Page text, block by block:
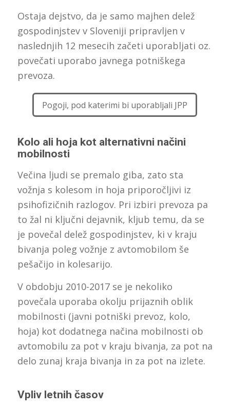
Ostaja dejstvo, da je samo majhen delež
gospodinjstev v Sloveniji pripravljen v
naslednjih 12 mesecih začeti uporabljati oz.
povečati uporabo javnega potniškega
prevoza.
Pogoji, pod katerimi bi uporabljali JPP
Kolo ali hoja kot alternativni načini
mobilnosti
Večina ljudi se premalo giba, zato sta
vožnja s kolesom in hoja priporočljivi iz
psihofizičnih razlogov. Pri izbiri prevoza pa
to žal ni ključni dejavnik, kljub temu, da se
je povečal delež gospodinjstev, ki v kraju
bivanja poleg vožnje z avtomobilom še
pešačijo in kolesarijo.
V obdobju 2010-2017 se je nekoliko
povečala uporaba okolju prijaznih oblik
mobilnosti (javni potniški prevoz, kolo,
hoja) kot dodatnega načina mobilnosti ob
avtomobilu za pot v kraju bivanja, za pot na
delo zunaj kraja bivanja in za pot na izlete.
Vpliv letnih časov